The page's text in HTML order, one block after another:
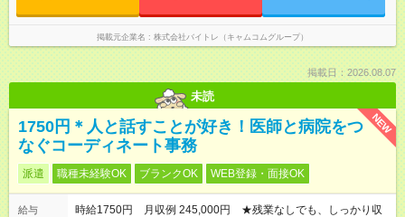
掲載元企業名 株式会社バイトレ（キャムコムグループ）
掲載日：2026.08.07
未読
NEW
1750円＊人と話すことが好き！医師と病院をつ
なぐコーディネート事務
派遣 職種未経験OK ブランクOK WEB登録・面接OK
給与
時給1750円 月収例 245,000円 ★残業なしでも、しっかり収